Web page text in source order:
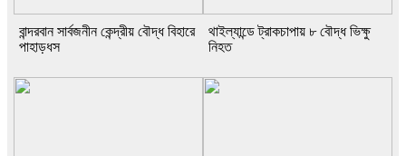
বান্দরবান সার্বজনীন কেন্দ্রীয় বৌদ্ধ বিহারে
পাহাড়ধস
থাইল্যান্ডে ট্রাকচাপায় ৮ বৌদ্ধ ভিক্ষু
নিহত